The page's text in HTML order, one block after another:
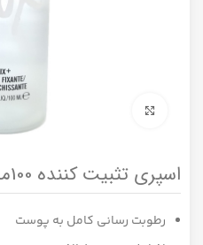
اسپری تثبیت کننده 100میل مک
رطوبت رسانی کامل به پوست